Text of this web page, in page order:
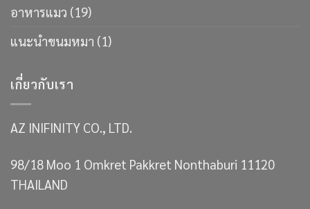
อาหารแมว (19)
แนะนำขนมหมา (1)
เกี่ยวกับเรา
AZ INIFINITY CO., LTD.
98/18 Moo 1 Omkret Pakkret Nonthaburi 11120
THAILAND